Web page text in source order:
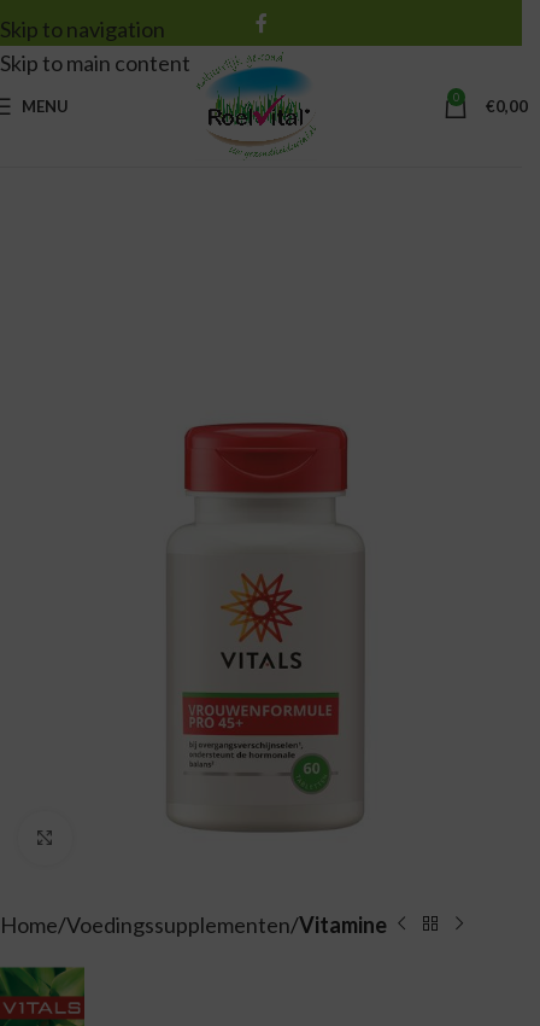
Skip to navigation
Skip to main content
MENU 0 €0,00
Home Voedingssupplementen Vitamine